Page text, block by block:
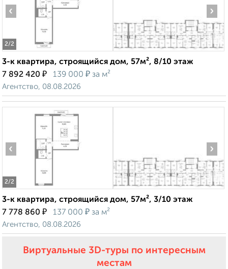
2/2
‹ ›
3-к квартира, строящийся дом, 57м², 8/10 этаж
7 892 420 ₽ 139 000 ₽ за м²
Агентство, 08.08.2026
2/2
‹ ›
3-к квартира, строящийся дом, 57м², 3/10 этаж
7 778 860 ₽ 137 000 ₽ за м²
Агентство, 08.08.2026
Виртуальные 3D-туры по интересным
местам